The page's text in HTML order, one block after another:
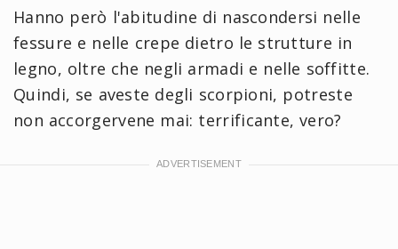
Hanno però l'abitudine di nascondersi nelle
fessure e nelle crepe dietro le strutture in
legno, oltre che negli armadi e nelle soffitte.
Quindi, se aveste degli scorpioni, potreste
non accorgervene mai: terrificante, vero?